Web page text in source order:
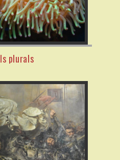
plurals